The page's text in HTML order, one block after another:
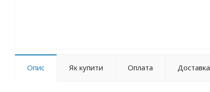
Опис Як купити Оплата Доставка